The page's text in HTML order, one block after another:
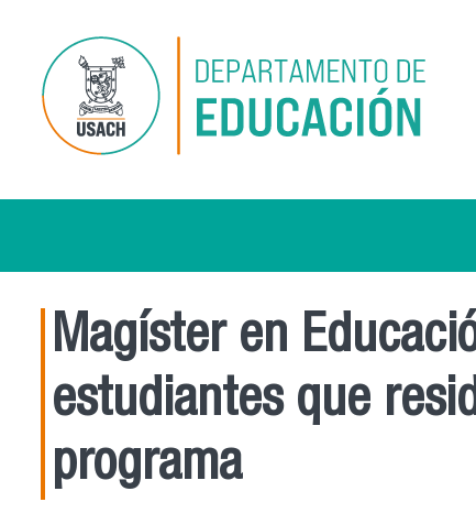
Magíster en
estudiantes que
programa